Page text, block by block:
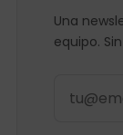
Una
equipo.